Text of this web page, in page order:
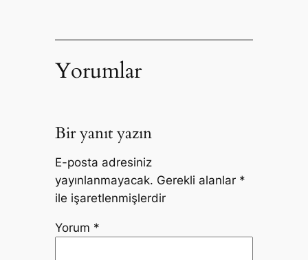
Yorumlar
Bir yanıt yazın
E-posta adresiniz
yayınlanmayacak. Gerekli alanlar *
ile işaretlenmişlerdir
Yorum *